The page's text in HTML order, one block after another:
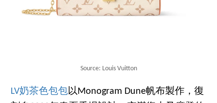
Source: Louis Vuitton
LV奶茶色包包以Monogram Dune帆布製作，復